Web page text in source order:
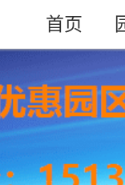
首页